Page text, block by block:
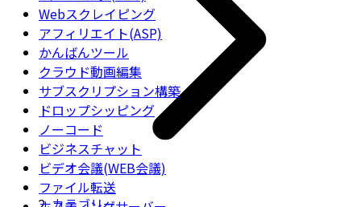
Webスクレイピング
アフィリエイト(ASP)
かんばんツール
クラウド動画編集
サブスクリプション構築
ドロップシッピング
ノーコード
ビジネスチャット
ビデオ会議(WEB会議)
ファイル転送